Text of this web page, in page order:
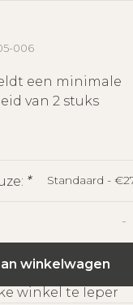
006
een minimale
van 2 stuks
* Standaard -
-
winkelwagen
winkel te Ieper